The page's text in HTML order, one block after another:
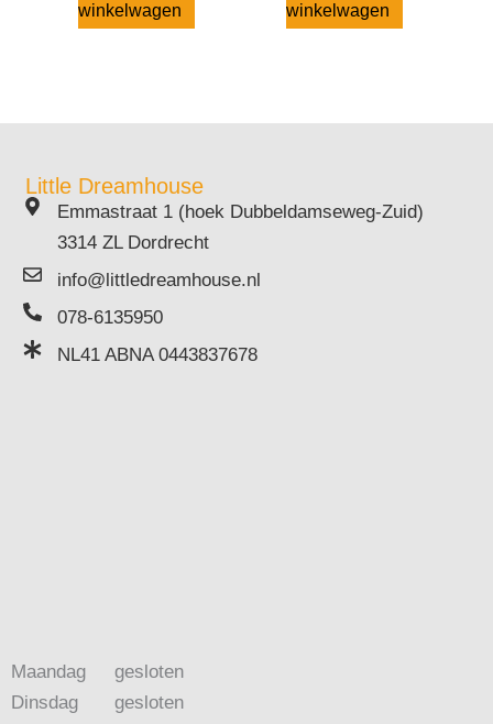
winkelwagen
winkelwagen
Little Dreamhouse
Emmastraat 1 (hoek Dubbeldamseweg-Zuid)
3314 ZL Dordrecht
info@littledreamhouse.nl
078-6135950
NL41 ABNA 0443837678
Maandag
Dinsdag
gesloten
gesloten